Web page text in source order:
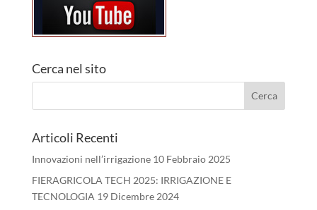
Cerca nel sito
Articoli Recenti
Innovazioni nell’irrigazione 10 Febbraio 2025
FIERAGRICOLA TECH 2025: IRRIGAZIONE E
TECNOLOGIA 19 Dicembre 2024